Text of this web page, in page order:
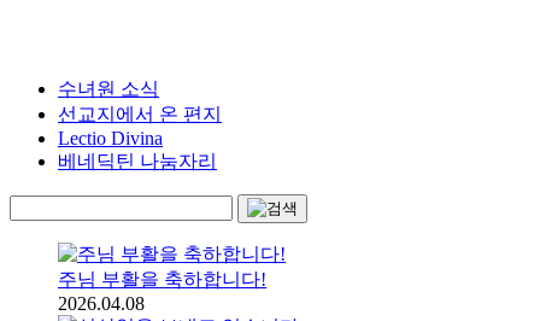
수녀원 소식
선교지에서 온 편지
Lectio Divina
베네딕틴 나눔자리
주님 부활을 축하합니다!
2026.04.08